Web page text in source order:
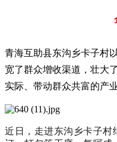
青海互助县东沟乡卡子村
宽了群众增收渠道，壮大
实际、带动群众共富的产
近日，走进东沟乡卡子村